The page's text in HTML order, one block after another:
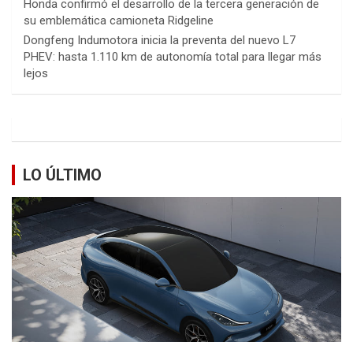
Honda confirmó el desarrollo de la tercera generación de
su emblemática camioneta Ridgeline
Dongfeng Indumotora inicia la preventa del nuevo L7
PHEV: hasta 1.110 km de autonomía total para llegar más
lejos
LO ÚLTIMO